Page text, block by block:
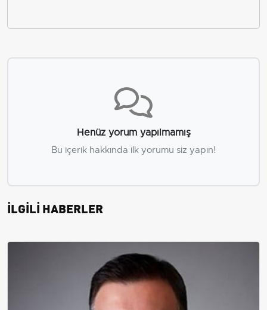
Henüz yorum yapılmamış
Bu içerik hakkında ilk yorumu siz yapın!
İLGİLİ HABERLER